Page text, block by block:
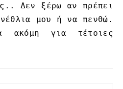
Δεν ξέρω αν πρέπει
μου ή να πενθώ.
ακόμη για τέτοιες